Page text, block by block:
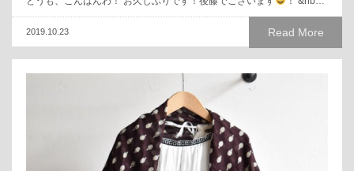
Read More
2019.10.23